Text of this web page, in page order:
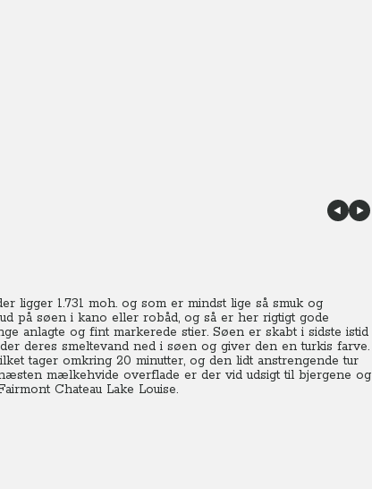
ligger 1.731 moh. og som er mindst lige så smuk og
på søen i kano eller robåd, og så er her rigtigt gode
anlagte og fint markerede stier. Søen er skabt i sidste istid
deres smeltevand ned i søen og giver den en turkis farve.
tager omkring 20 minutter, og den lidt anstrengende tur
mælkehvide overflade er der vid udsigt til bjergene og
Chateau Lake Louise.